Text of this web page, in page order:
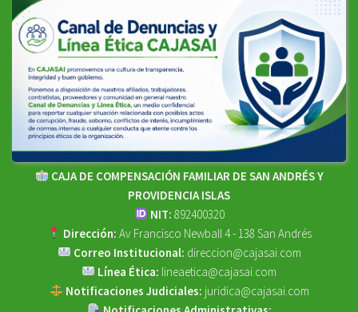
CAJA DE COMPENSACIÓN FAMILIAR DE SAN ANDRÉS Y
PROVIDENCIA ISLAS
NIT: 892400320
Dirección: Av Francisco Newball 4 - 138 San Andrés
Correo Institucional: direccion@cajasai.com
Línea Ética: lineaetica@cajasai.com
Notificaciones Judiciales: juridica@cajasai.com